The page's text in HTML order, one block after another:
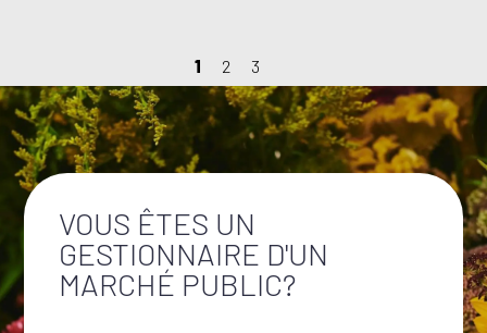
1 2 3
VOUS ÊTES UN
GESTIONNAIRE D'UN
MARCHÉ PUBLIC?